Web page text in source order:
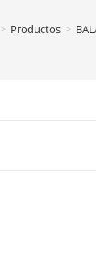
> Productos >